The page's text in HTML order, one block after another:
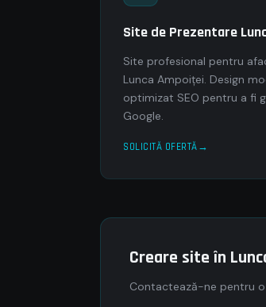
Site de Prezentare
Site profesional pentru
Lunca Ampoiţei. Design
optimizat SEO pentru a fi
Google.
SOLICITĂ OFERTĂ
Creare site în
Contactează-ne pentru